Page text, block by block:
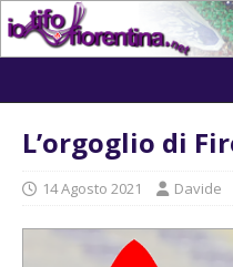
L’orgoglio di
14 Agosto 2021 Davide